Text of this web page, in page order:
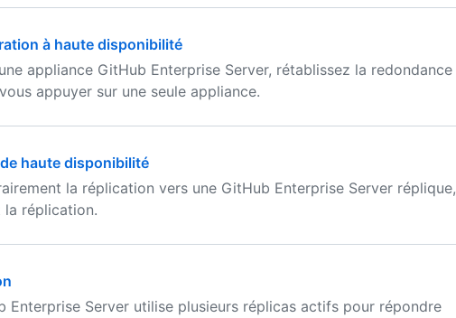
à haute disponibilité
appliance GitHub Enterprise Server, rétablissez la redondance
appuyer sur une seule appliance.
haute disponibilité
la réplication vers une GitHub Enterprise Server réplique,
réplication.
Enterprise Server utilise plusieurs réplicas actifs pour répondre